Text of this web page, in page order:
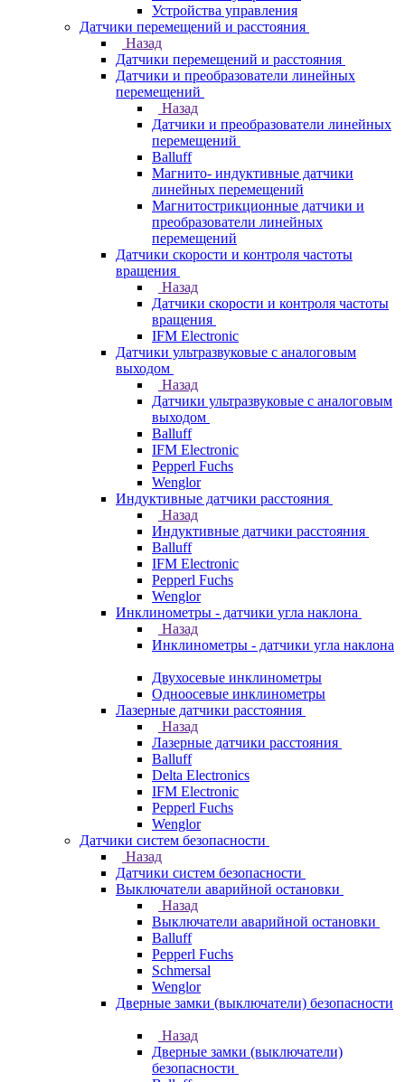
Устройства управления
Датчики перемещений и расстояния
Назад
Датчики перемещений и расстояния
Датчики и преобразователи линейных
перемещений
Назад
Датчики и преобразователи линейных
перемещений
Balluff
Магнито- индуктивные датчики
линейных перемещений
Магнитострикционные датчики и
преобразователи линейных
перемещений
Датчики скорости и контроля частоты
вращения
Назад
Датчики скорости и контроля частоты
вращения
IFM Electronic
Датчики ультразвуковые с аналоговым
выходом
Назад
Датчики ультразвуковые с аналоговым
выходом
Balluff
IFM Electronic
Pepperl Fuchs
Wenglor
Индуктивные датчики расстояния
Назад
Индуктивные датчики расстояния
Balluff
IFM Electronic
Pepperl Fuchs
Wenglor
Инклинометры - датчики угла наклона
Назад
Инклинометры - датчики угла наклона
Двухосевые инклинометры
Одноосевые инклинометры
Лазерные датчики расстояния
Назад
Лазерные датчики расстояния
Balluff
Delta Electronics
IFM Electronic
Pepperl Fuchs
Wenglor
Датчики систем безопасности
Назад
Датчики систем безопасности
Выключатели аварийной остановки
Назад
Выключатели аварийной остановки
Balluff
Pepperl Fuchs
Schmersal
Wenglor
Дверные замки (выключатели) безопасности
Назад
Дверные замки (выключатели)
безопасности